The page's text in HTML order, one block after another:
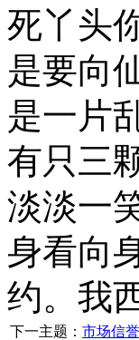
死丫头
是要向
是一片
有只三
淡淡一
身看向
约。我
下一主题： 市场信